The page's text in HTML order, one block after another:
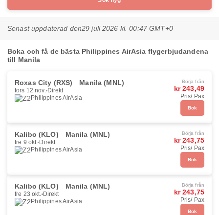
Senast uppdaterad den29 juli 2026 kl. 00:47 GMT+0
Boka och få de bästa Philippines AirAsia flygerbjudandena
till Manila
Roxas City (RXS) Manila (MNL)
tors 12 nov. Direkt
Philippines AirAsia
Börja från
kr 243,49
Pris/ Pax
Bok
Kalibo (KLO) Manila (MNL)
fre 9 okt. Direkt
Philippines AirAsia
Börja från
kr 243,75
Pris/ Pax
Bok
Kalibo (KLO) Manila (MNL)
fre 23 okt. Direkt
Philippines AirAsia
Börja från
kr 243,75
Pris/ Pax
Bok